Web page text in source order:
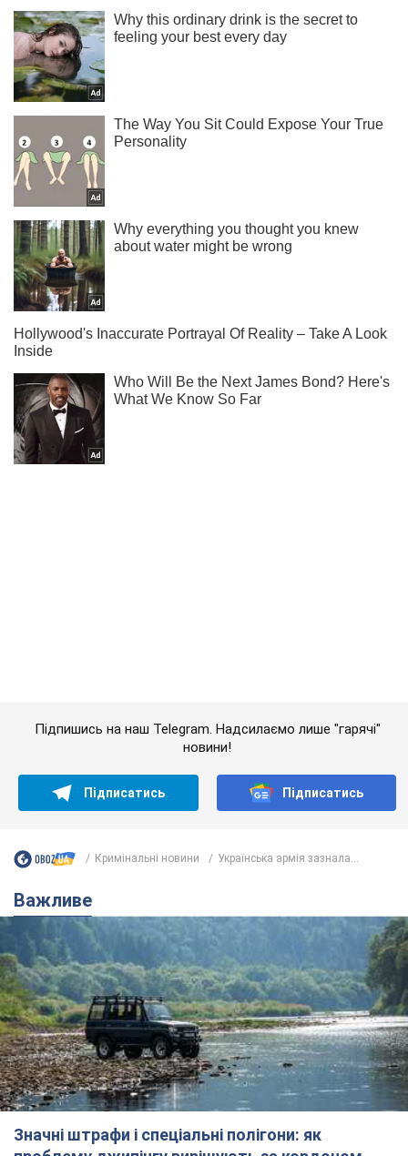
Значні штрафи і спеціальні полігони: як
проблему джипінгу вирішують за кордоном
Україні не завадить взяти приклад із країн Європи
8.08.2026 05:10 1,7 т.
На Прикарпатті після аномальної
спеки пройшла потужна злива:
дороги перетворились на річки.
Відео
Негода накрила Івано-Франківщину та
9 часов назад